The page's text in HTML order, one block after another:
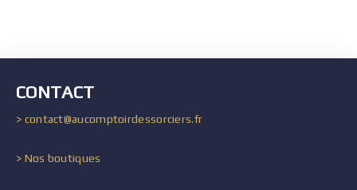
CONTACT
> contact@aucomptoirdessorciers.fr
> Nos boutiques